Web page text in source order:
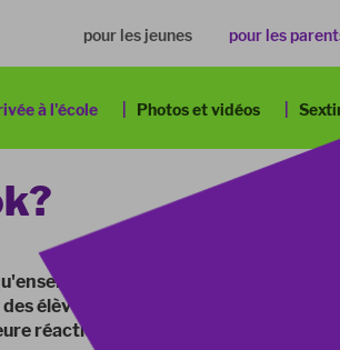
pour les jeunes pour les
à l'école Photos et vidéos
vous fréquentez les
élèves. Peut-être même qu'un
réaction dans ce cas ?